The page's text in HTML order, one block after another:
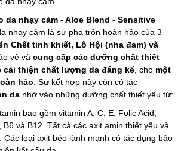
da nhạy cảm -Aloe Blend - Sensitive
nhạy cảm là sự pha trộn hoàn hảo của 3
Chết tinh khiết, Lô Hội (nha đam) và
vệ và cung cấp các dưỡng chất thiết
cải thiện chất lượng da đáng kể , cho một
hảo . Sự kết hợp này còn có tác
da nhờ vào những dưỡng chất thiết yếu từ:
bao gồm vitamin A, C, E, Folic Acid,
B6 và B12. Tất cả các axit amin thiết yếu và
Các loại axit béo lành mạnh có tác dụng bảo